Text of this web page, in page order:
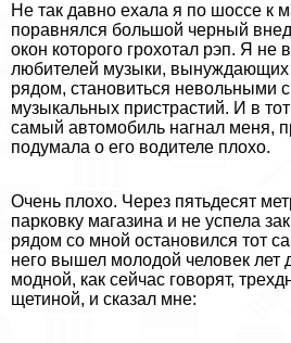
Не так давно ехала я по шоссе к
поравнялся большой черный
окон которого грохотал рэп. Я не
любителей музыки, вынуждающих
рядом, становиться невольными
музыкальных пристрастий. И в
самый автомобиль нагнал меня,
подумала о его водителе плохо.
Очень плохо. Через пятьдесят
парковку магазина и не успела
рядом со мной остановился тот
него вышел молодой человек лет
модной, как сейчас говорят,
щетиной, и сказал мне: